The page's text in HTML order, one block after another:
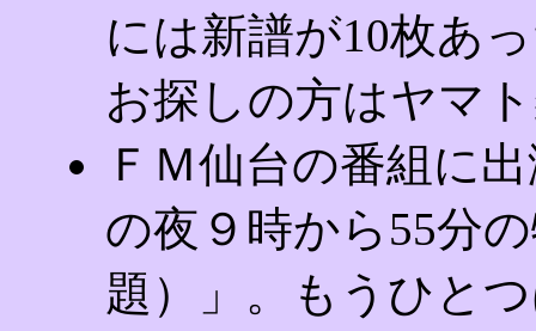
には新譜が10枚あ
お探しの方はヤマ
ＦＭ仙台の番組に
の夜９時から55分
題）」。もうひと